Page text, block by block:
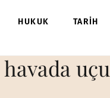
HUKUK TARİH